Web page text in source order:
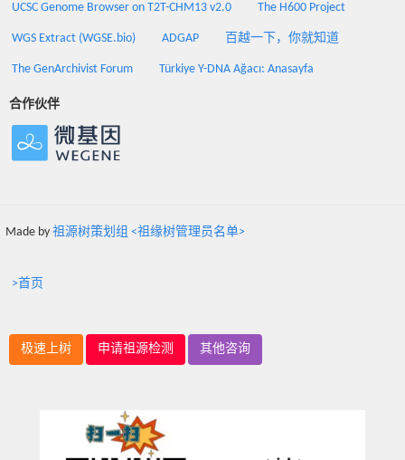
UCSC Genome Browser on T2T-CHM13 v2.0 The H600 Project
WGS Extract (WGSE.bio) ADGAP 百越一下，你就知道
The GenArchivist Forum Türkiye Y-DNA Ağacı: Anasayfa
合作伙伴
Made by 祖源树策划组 <祖缘树管理员名单>
>首页
极速上树 申请祖源检测 其他咨询